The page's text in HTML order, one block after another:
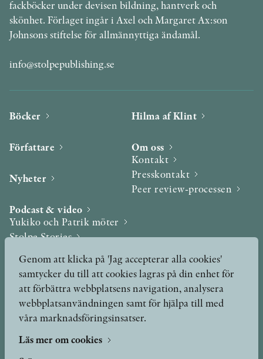
fackböcker under devisen bildning, hantverk och
skönhet. Förlaget ingår i Axel och Margaret Ax:son
Johnsons stiftelse för allmännyttiga ändamål.
info@stolpepublishing.se
Böcker
Författare
Nyheter
Podcast & video
Yukiko och Patrik möter
Stolpe Stories
Utmärkelser & Format
Utmärkelser
Övriga format
Hilma af Klint
Om oss
Kontakt
Presskontakt
Peer review-processen
Genom att klicka på 'Jag accepterar alla cookies'
samtycker du till att cookies lagras på din enhet för
att förbättra webbplatsens navigation, analysera
webbplatsanvändningen samt för hjälpa till med
våra marknadsföringsinsatser.
Läs mer om cookies